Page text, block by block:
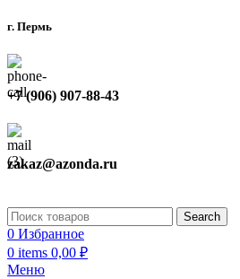
г. Пермь
+7 (906) 907-88-43
zakaz@azonda.ru
Search
0 Избранное
0 items 0,00 ₽
Меню